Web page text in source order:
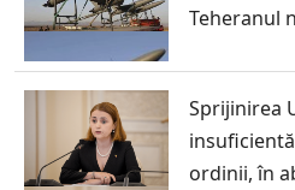
Teheranul
Sprijinirea
ordinii, în